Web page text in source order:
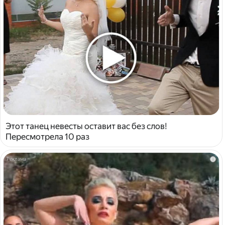
Этот танец невесты оставит вас без слов!
Пересмотрела 10 раз
i